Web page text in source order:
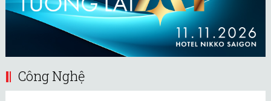
Công Nghệ